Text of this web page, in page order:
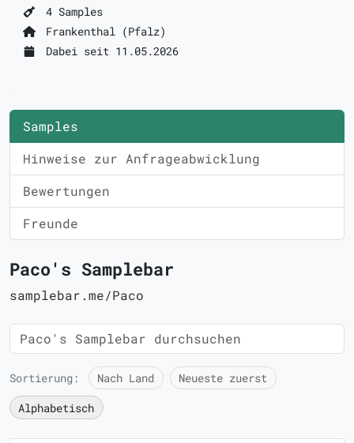
4 Samples
Frankenthal (Pfalz)
Dabei seit 11.05.2026
Samples
Hinweise zur Anfrageabwicklung
Bewertungen
Freunde
Paco's Samplebar
samplebar.me/Paco
Sortierung: Nach Land
Neueste zuerst
Alphabetisch